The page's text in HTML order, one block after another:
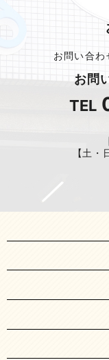
お問い合わ
お問
TEL
【土